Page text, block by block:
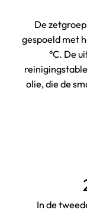
De
gespoeld met
°C. De
olie, die de
In de